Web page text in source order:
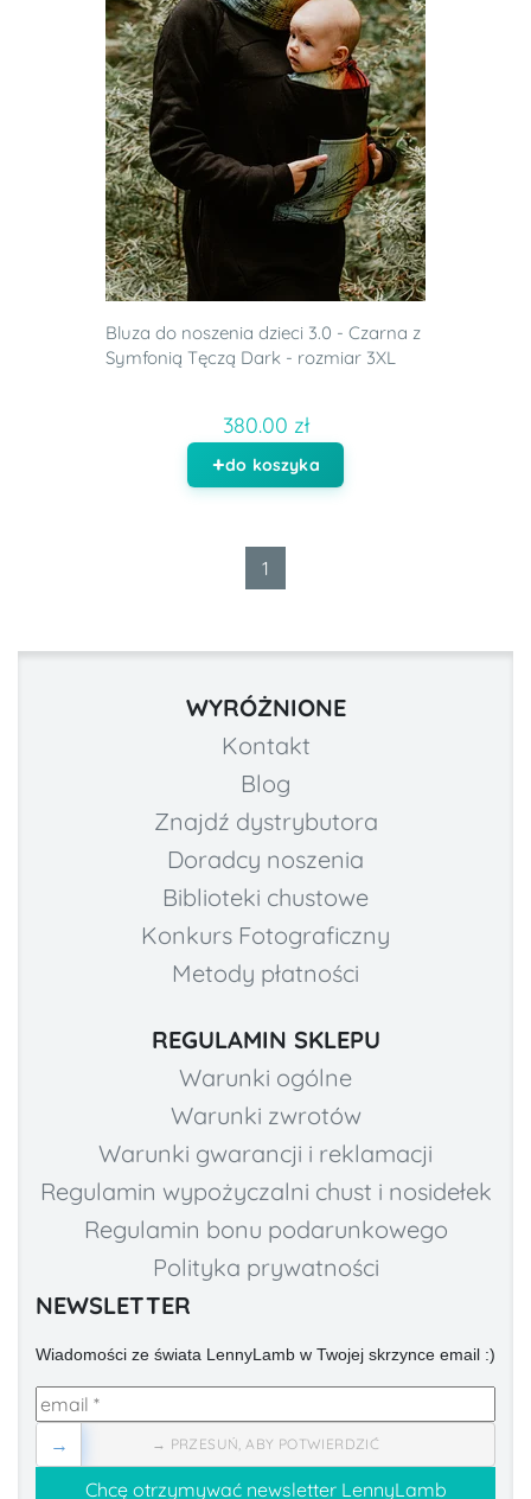
Bluza do noszenia dzieci 3.0 - Czarna z
Symfonią Tęczą Dark - rozmiar 3XL
380.00 zł
do koszyka
1
WYRÓŻNIONE
Kontakt
Blog
Znajdź dystrybutora
Doradcy noszenia
Biblioteki chustowe
Konkurs Fotograficzny
Metody płatności
REGULAMIN SKLEPU
Warunki ogólne
Warunki zwrotów
Warunki gwarancji i reklamacji
Regulamin wypożyczalni chust i nosidełek
Regulamin bonu podarunkowego
Polityka prywatności
NEWSLETTER
Wiadomości ze świata LennyLamb w Twojej skrzynce email :)
→ PRZESUŃ, ABY POTWIERDZIĆ
→